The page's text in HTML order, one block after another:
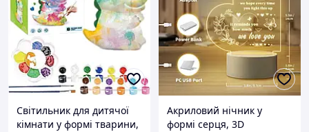
Світильник для дитячої
кімнати у формі тварини,
Акриловий нічник у
формі серця, 3D